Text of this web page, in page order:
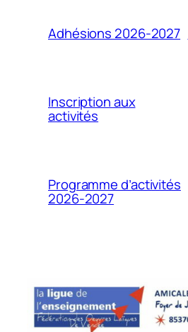
Adhésions 2026-2027
Inscription aux
activités
Programme d’activités
2026-2027